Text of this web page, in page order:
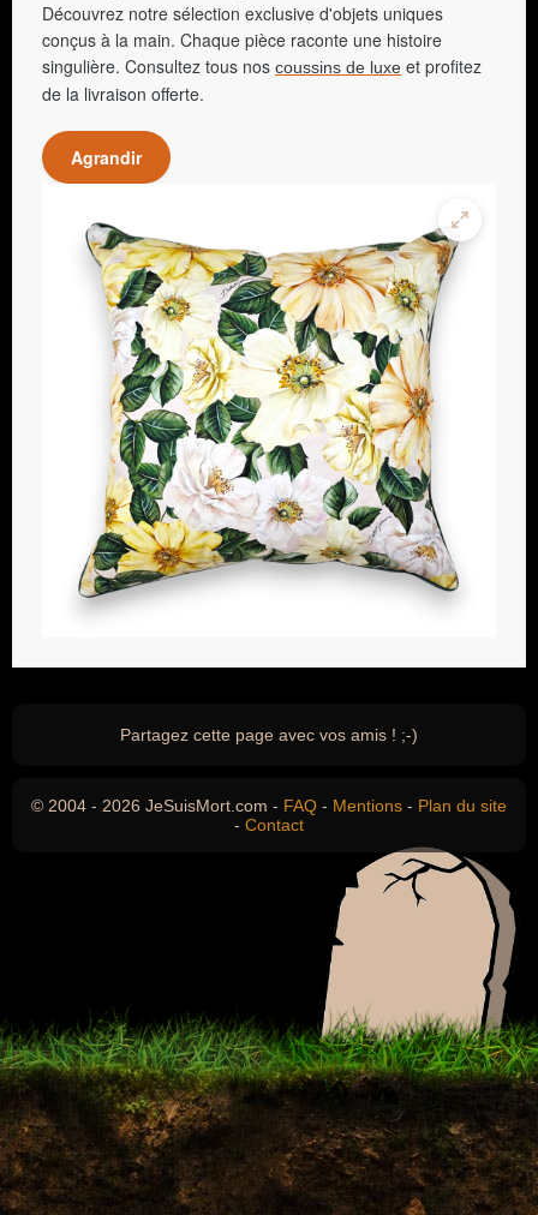
Découvrez notre sélection exclusive d'objets uniques
conçus à la main. Chaque pièce raconte une histoire
singulière. Consultez tous nos coussins de luxe et profitez
de la livraison offerte.
Agrandir
Partagez cette page avec vos amis ! ;-)
© 2004 - 2026 JeSuisMort.com - FAQ - Mentions - Plan du site
- Contact